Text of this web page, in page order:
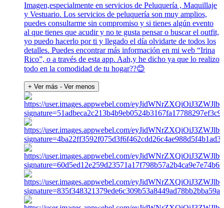
Imagen,especialmente en servicios de Peluquería , Maquillaje
y Vestuario. Los servicios de peluquería son muy amplios,
puedes consultarme sin compromiso y si tienes algún evento
al que tienes que acudir y no te gusta pensar o buscar el outfit,
yo puedo hacerlo por ti y llegado el día olvidarte de todos los
detalles. Puedes encontrar más información en mi web “Irina
Rico”, o a través de esta app. Aah,y he dicho ya que lo realizo
todo en la comodidad de tu hogar??😊
+ Ver más - Ver menos